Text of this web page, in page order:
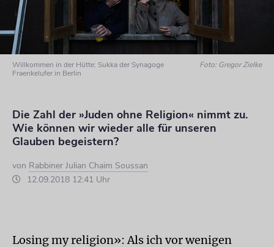
Willkommen in der Hütte: Sukka der Synagoge
Fraenkelufer in Berlin
Foto: Gregor Zielke
Die Zahl der »Juden ohne Religion« nimmt zu.
Wie können wir wieder alle für unseren
Glauben begeistern?
von Rabbiner Julian Chaim Soussan
12.09.2018 12:41 Uhr
Losing my religion»: Als ich vor wenigen